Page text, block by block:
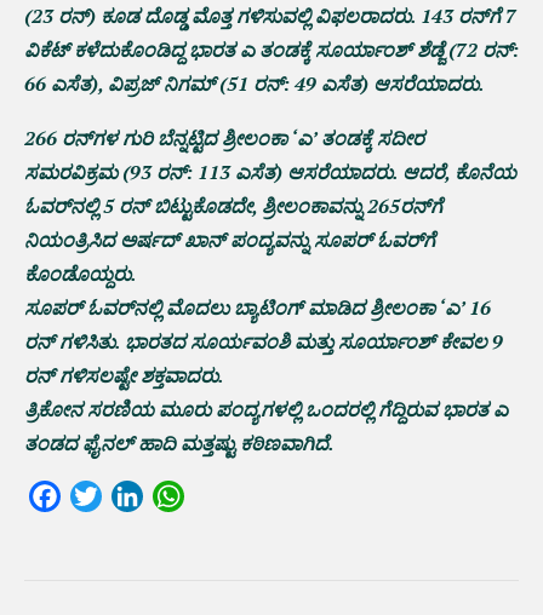
(23 ರನ್) ಕೂಡ ದೊಡ್ಡ ಮೊತ್ತ ಗಳಿಸುವಲ್ಲಿ ವಿಫಲರಾದರು. 143 ರನ್‌ಗೆ 7
ವಿಕೆಟ್ ಕಳೆದುಕೊಂಡಿದ್ದ ಭಾರತ ಎ ತಂಡಕ್ಕೆ ಸೂರ್ಯಾಂಶ್ ಶೆಡ್ಜೆ (72 ರನ್:
66 ಎಸೆತ), ವಿಪ್ರಜ್ ನಿಗಮ್ (51 ರನ್: 49 ಎಸೆತ) ಆಸರೆಯಾದರು.
266 ರನ್‌ಗಳ ಗುರಿ ಬೆನ್ನಟ್ಟಿದ ಶ್ರೀಲಂಕಾ ‘ಎ’ ತಂಡಕ್ಕೆ ಸದೀರ
ಸಮರವಿಕ್ರಮ (93 ರನ್: 113 ಎಸೆತ) ಆಸರೆಯಾದರು. ಆದರೆ, ಕೊನೆಯ
ಓವರ್‌ನಲ್ಲಿ 5 ರನ್‌ ಬಿಟ್ಟುಕೊಡದೇ, ಶ್ರೀಲಂಕಾವನ್ನು 265ರನ್‌ಗೆ
ನಿಯಂತ್ರಿಸಿದ ಅರ್ಷದ್ ಖಾನ್ ಪಂದ್ಯವನ್ನು ಸೂಪರ್‌ ಓವರ್‌ಗೆ
ಕೊಂಡೊಯ್ದರು.
ಸೂಪರ್‌ ಓವರ್‌ನಲ್ಲಿ ಮೊದಲು ಬ್ಯಾಟಿಂಗ್ ಮಾಡಿದ ಶ್ರೀಲಂಕಾ ‘ಎ’ 16
ರನ್‌ ಗಳಿಸಿತು. ಭಾರತದ ಸೂರ್ಯವಂಶಿ ಮತ್ತು ಸೂರ್ಯಾಂಶ್ ಕೇವಲ 9
ರನ್‌ ಗಳಿಸಲಷ್ಟೇ ಶಕ್ತವಾದರು.
ತ್ರಿಕೋನ ಸರಣಿಯ ಮೂರು ಪಂದ್ಯಗಳಲ್ಲಿ ಒಂದರಲ್ಲಿ ಗೆದ್ದಿರುವ ಭಾರತ ಎ
ತಂಡದ ಫೈನಲ್‌ ಹಾದಿ ಮತ್ತಷ್ಟು ಕಠಿಣವಾಗಿದೆ.
FacebookTwitterLinkedIn